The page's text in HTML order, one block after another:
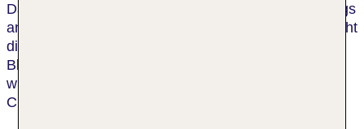
Das Hotel befindet sich im CBD von Colorado Springs
an der South Cascade Avenue, von wo aus man leicht
die Interstate 25 und den Highway 24 erreicht. Einen
Block weiter östlich verläuft die Tejon Street, eine
wichtige Geschäftsstraße, an der alle Restaurants,
Clubs und Läden liegen.